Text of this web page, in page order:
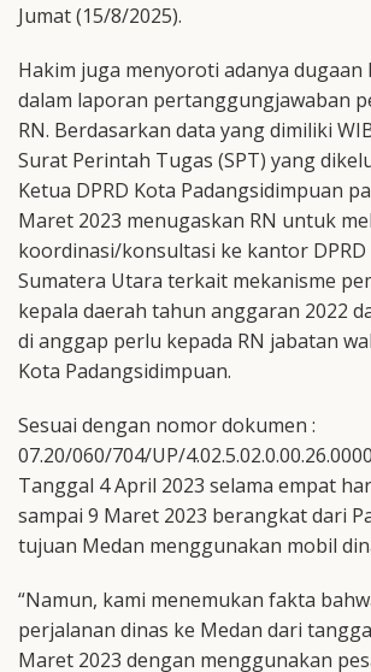
Jumat (15/8/2025).
Hakim juga menyoroti adanya dugaan
dalam laporan pertanggungjawaban
RN. Berdasarkan data yang dimiliki
Surat Perintah Tugas (SPT) yang
Ketua DPRD Kota Padangsidimpuan
Maret 2023 menugaskan RN untuk
koordinasi/konsultasi ke kantor DPRD
Sumatera Utara terkait mekanisme
kepala daerah tahun anggaran 2022
di anggap perlu kepada RN jabatan
Kota Padangsidimpuan.
Sesuai dengan nomor dokumen :
07.20/060/704/UP/
Tanggal 4 April 2023 selama empat
sampai 9 Maret 2023 berangkat dari
tujuan Medan menggunakan mobil
“Namun, kami menemukan fakta
perjalanan dinas ke Medan dari
Maret 2023 dengan menggunakan